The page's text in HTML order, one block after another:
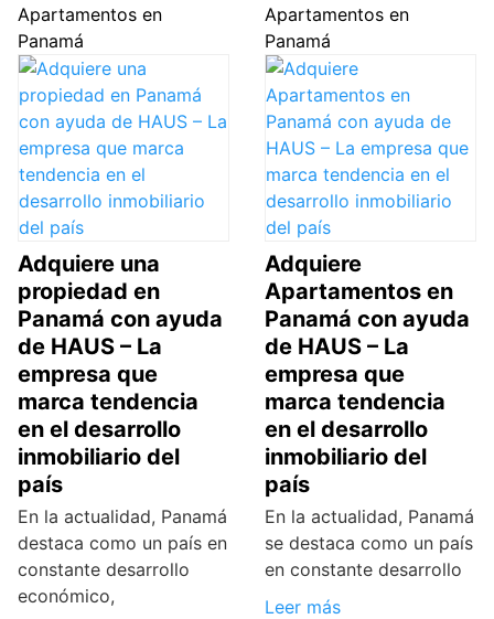
Apartamentos en
Panamá
Adquiere una
propiedad en
Panamá con ayuda
de HAUS – La
empresa que
marca tendencia
en el desarrollo
inmobiliario del
país
En la actualidad, Panamá
destaca como un país en
constante desarrollo
económico,
Apartamentos en
Panamá
Adquiere
Apartamentos en
Panamá con ayuda
de HAUS – La
empresa que
marca tendencia
en el desarrollo
inmobiliario del
país
En la actualidad, Panamá
se destaca como un país
en constante desarrollo
Leer más